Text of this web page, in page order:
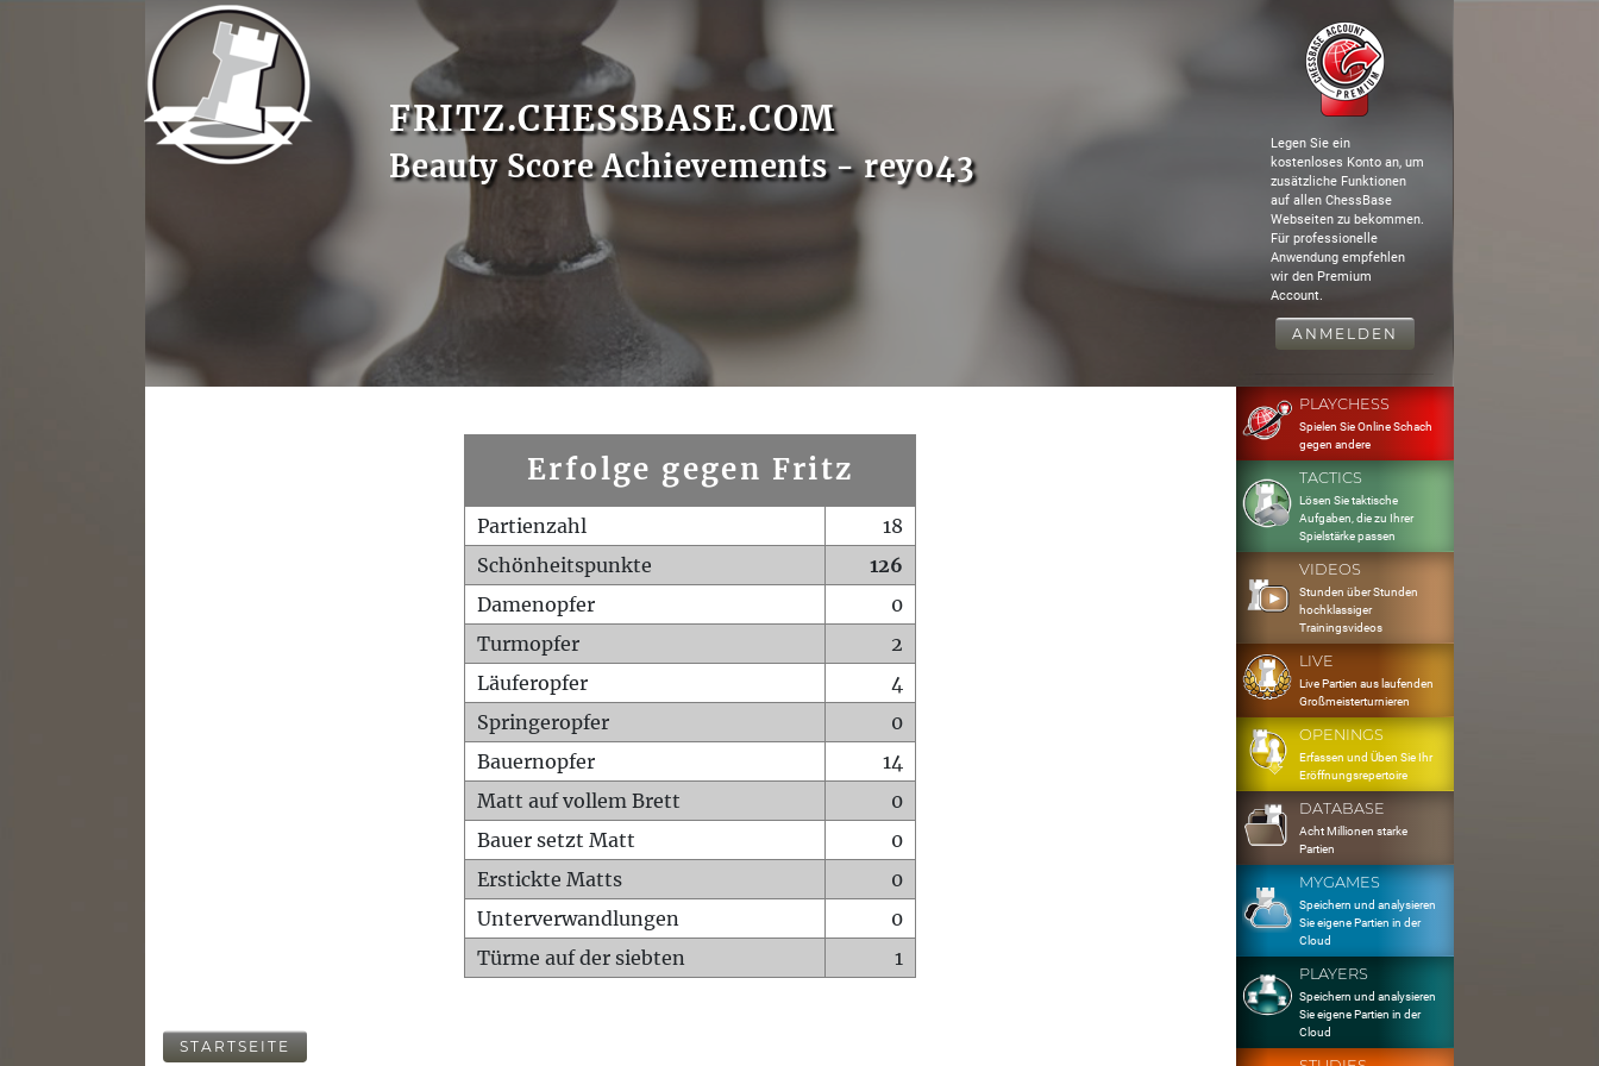
FRITZ.CHESSBASE.COM
Beauty Score Achievements - reyo43
Legen Sie ein
kostenloses Konto an, um
zusätzliche Funktionen
auf allen ChessBase
Webseiten zu bekommen.
Für professionelle
Anwendung empfehlen
wir den Premium
Account.
ANMELDEN
Erfolge gegen Fritz
Partienzahl
18
Schönheitspunkte
126
Damenopfer
0
Turmopfer
2
Läuferopfer
4
Springeropfer
0
Bauernopfer
14
Matt auf vollem Brett
0
Bauer setzt Matt
0
Erstickte Matts
0
Unterverwandlungen
0
Türme auf der siebten
1
STARTSEITE
PLAYCHESS
Spielen Sie Online Schach
gegen andere
TACTICS
Lösen Sie taktische
Aufgaben, die zu Ihrer
Spielstärke passen
VIDEOS
Stunden über Stunden
hochklassiger
Trainingsvideos
LIVE
Live Partien aus laufenden
Großmeisterturnieren
OPENINGS
Erfassen und Üben Sie Ihr
Eröffnungsrepertoire
DATABASE
Acht Millionen starke
Partien
MYGAMES
Speichern und analysieren
Sie eigene Partien in der
Cloud
PLAYERS
Speichern und analysieren
Sie eigene Partien in der
Cloud